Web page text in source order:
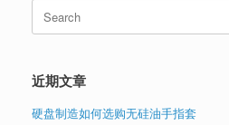
for:
近期文章
硬盘制造如何选购无硅油手指套